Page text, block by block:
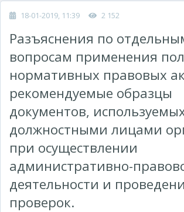
18-01-2019, 11:39 2 152
Разъяснения по
вопросам применения
нормативных правовых
рекомендуемые образцы
документов,
должностными лицами
при осуществлении
административно-
деятельности и
проверок.